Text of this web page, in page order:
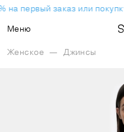
на первый заказ или
Меню
Женское — Джинсы